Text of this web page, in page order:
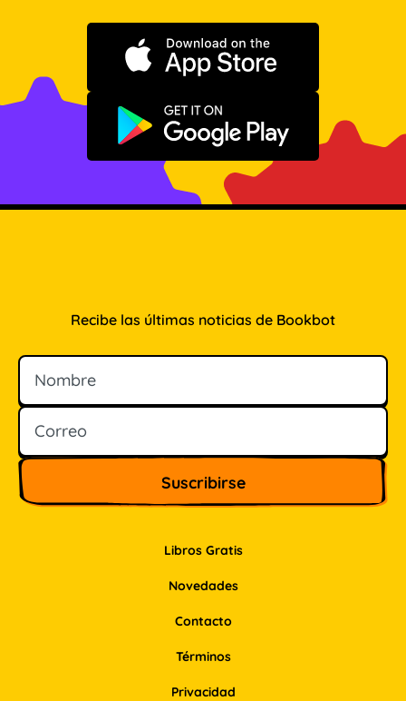
Descargar en App Store
Disponible en Google Play
Libros Gratis
Novedades
Contacto
Recibe las últimas noticias de Bookbot
Nombre
Correo
Términos
Privacidad